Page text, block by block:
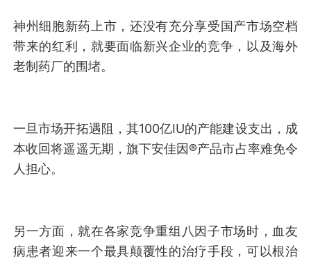
神州细胞新药上市，还没有充分享受国产市场空档
带来的红利，就要面临新兴企业的竞争，以及海外
老制药厂的围堵。
一旦市场开拓遇阻，其100亿IU的产能建设支出，成
本收回将遥遥无期，旗下安佳因®产品市占率难免令
人担心。
另一方面，就在各家竞争重组八因子市场时，血友
病患者迎来一个最具颠覆性的治疗手段，可以根治